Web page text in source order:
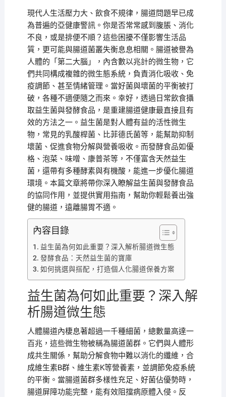
現代人生活壓力大、飲食不規律，腸道問題早已成
為普遍的亞健康警訊。你是否常常感到腹脹、消化
不良，或是排便不順？這些困擾不僅影響生活品
質，更可能與腸道菌叢失衡息息相關。腸道被譽為
人體的「第二大腦」，內含數以兆計的微生物，它
們共同構成複雜的微生態系統，負責消化吸收、免
疫調節、甚至情緒管理。當好菌與壞菌的平衡被打
破，各種不適便隨之而來。幸好，透過日常飲食攝
取益生菌與發酵食品，是重建腸道健康最直接且有
效的方法之一。益生菌是對人體有益的活性微生
物，常見的乳酸桿菌、比菲德氏菌等，能幫助抑制
壞菌、促進食物分解與營養吸收。而發酵食品如優
格、泡菜、味噌、康普茶等，不僅富含天然益生
菌，還帶有多種酵素與有機酸，能進一步優化腸道
環境。本篇文章將帶你深入瞭解益生菌與發酵食品
的協同作用，並提供實用指南，幫助你輕鬆養出強
健的腸道，遠離腸胃不適。
內容目錄
益生菌為何如此重要？深入解析腸道微生態
發酵食品：天然益生菌的寶庫
如何挑選與搭配，打造個人化腸道保養方案
益生菌為何如此重要？深入解
析腸道微生態
人體腸道內棲息著超過一千種細菌，總數量高達一
百兆，這些微生物被稱為腸道菌群。它們與人體形
成共生關係，幫助分解食物中難以消化的纖維，合
成維生素B群、維生素K等營養素，並調節免疫系統
的平衡。當腸道菌群多樣性充足、好菌佔優勢時，
腸道屏障功能完整，能有效阻擋病原體入侵。反